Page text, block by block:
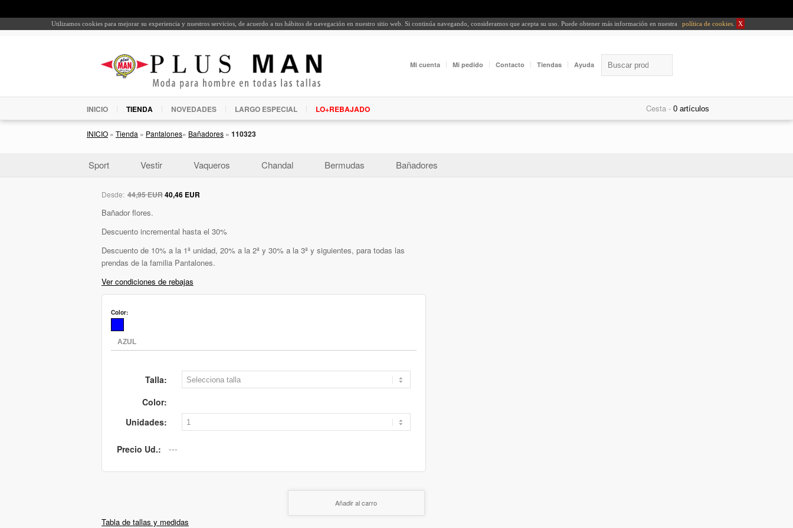
Utilizamos cookies para mejorar su experiencia y nuestros servicios, de acuerdo a tus hábitos de navegación en nuestro sitio web. Si continúa navegando, consideramos que acepta su uso. Puede obtener más información en nuestra política de cookies X
Mi cuenta Mi pedido Contacto Tiendas Ayuda
INICIO TIENDA NOVEDADES LARGO ESPECIAL LO+REBAJADO Cesta -
INICIO » Tienda » Pantalones» Bañadores » 110323
Sport Vestir Vaqueros Chandal Bermudas Bañadores
Desde: 44,95 EUR40,46 EUR
Bañador flores.
Descuento incremental hasta el 30%
Descuento de 10% a la 1ª unidad, 20% a la 2ª y 30% a la 3ª y siguientes, para todas las
prendas de la familia Pantalones.
Ver condiciones de rebajas
Color:
Talla:
Color:
Unidades:
Precio Ud.:
Añadir al carro
Tabla de tallas y medidas